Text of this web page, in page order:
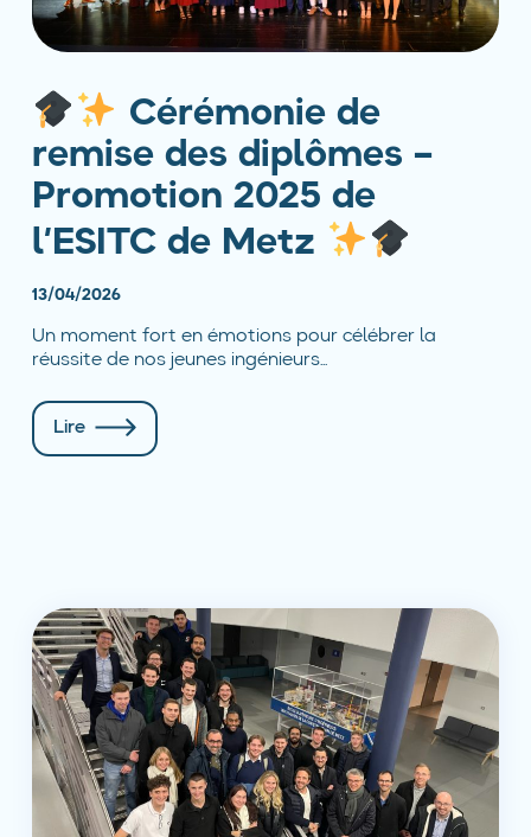
Cérémonie de
remise des diplômes –
Promotion 2025 de
l’ESITC de Metz
13/04/2026
Un moment fort en émotions pour célébrer la
réussite de nos jeunes ingénieurs...
Lire